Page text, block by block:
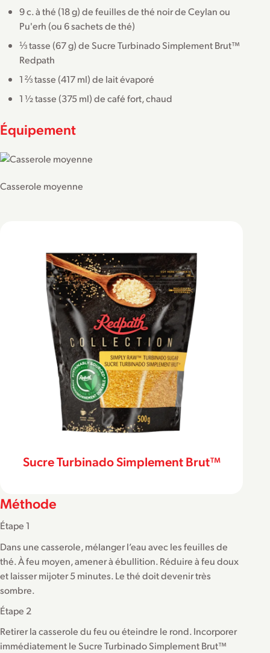
9 c. à thé (18 g) de feuilles de thé noir de Ceylan ou
Pu'erh (ou 6 sachets de thé)
⅓ tasse (67 g) de Sucre Turbinado Simplement Brut™
Redpath
1 ⅔ tasse (417 ml) de lait évaporé
1 ½ tasse (375 ml) de café fort, chaud
Équipement
Casserole moyenne
Sucre Turbinado Simplement Brut™
Méthode
Étape 1
Dans une casserole, mélanger l’eau avec les feuilles de
thé. À feu moyen, amener à ébullition. Réduire à feu doux
et laisser mijoter 5 minutes. Le thé doit devenir très
sombre.
Étape 2
Retirer la casserole du feu ou éteindre le rond. Incorporer
immédiatement le Sucre Turbinado Simplement Brut™